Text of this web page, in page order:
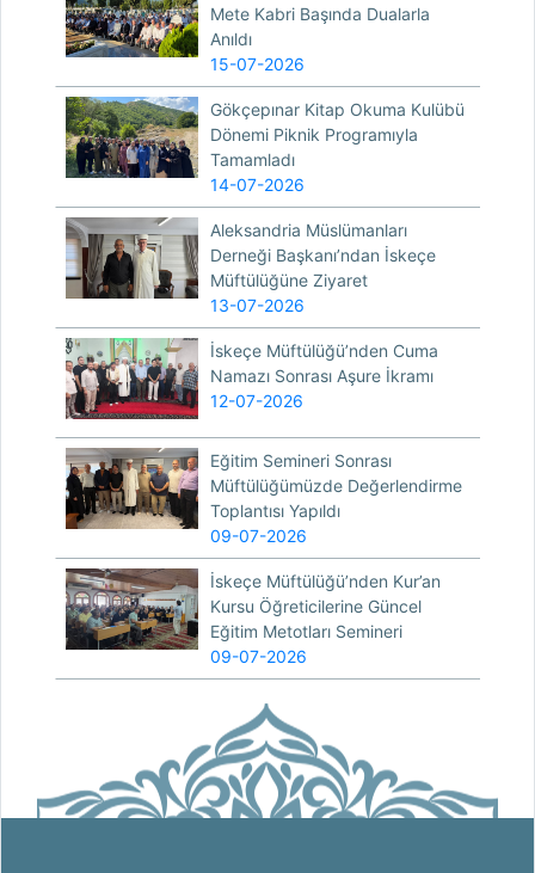
Mete Kabri Başında Dualarla
Anıldı
15-07-2026
Gökçepınar Kitap Okuma Kulübü
Dönemi Piknik Programıyla
Tamamladı
14-07-2026
Aleksandria Müslümanları
Derneği Başkanı’ndan İskeçe
Müftülüğüne Ziyaret
13-07-2026
İskeçe Müftülüğü’nden Cuma
Namazı Sonrası Aşure İkramı
12-07-2026
Eğitim Semineri Sonrası
Müftülüğümüzde Değerlendirme
Toplantısı Yapıldı
09-07-2026
İskeçe Müftülüğü’nden Kur’an
Kursu Öğreticilerine Güncel
Eğitim Metotları Semineri
09-07-2026